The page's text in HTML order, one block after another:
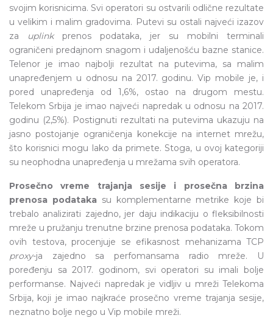
svojim korisnicima. Svi operatori su ostvarili odlične rezultate
u velikim i malim gradovima. Putevi su ostali najveći izazov
za
uplinkprenos podataka, jer su mobilni terminali
ograničeni predajnom snagom i udaljenošću bazne stanice.
Telenor je imao najbolji rezultat na putevima, sa malim
unapređenjem u odnosu na 2017. godinu. Vip mobile je, i
pored unapređenja od 1,6%, ostao na drugom mestu.
Telekom Srbija je imao najveći napredak u odnosu na 2017.
godinu (2,5%). Postignuti rezultati na putevima ukazuju na
jasno postojanje ograničenja konekcije na internet mrežu,
što korisnici mogu lako da primete. Stoga, u ovoj kategoriji
su neophodna unapređenja u mrežama svih operatora.
Prosečno vreme trajanja sesije i prosečna brzina
prenosa podatakasu komplementarne metrike koje bi
trebalo analizirati zajedno, jer daju indikaciju o fleksibilnosti
mreže u pružanju trenutne brzine prenosa podataka. Tokom
ovih testova, procenjuje se efikasnost mehanizama TCP
proxy-ja zajedno sa perfomansama radio mreže. U
poređenju sa 2017. godinom, svi operatori su imali bolje
performanse. Najveći napredak je vidljiv u mreži Telekoma
Srbija, koji je imao najkraće prosečno vreme trajanja sesije,
neznatno bolje nego u Vip mobile mreži.